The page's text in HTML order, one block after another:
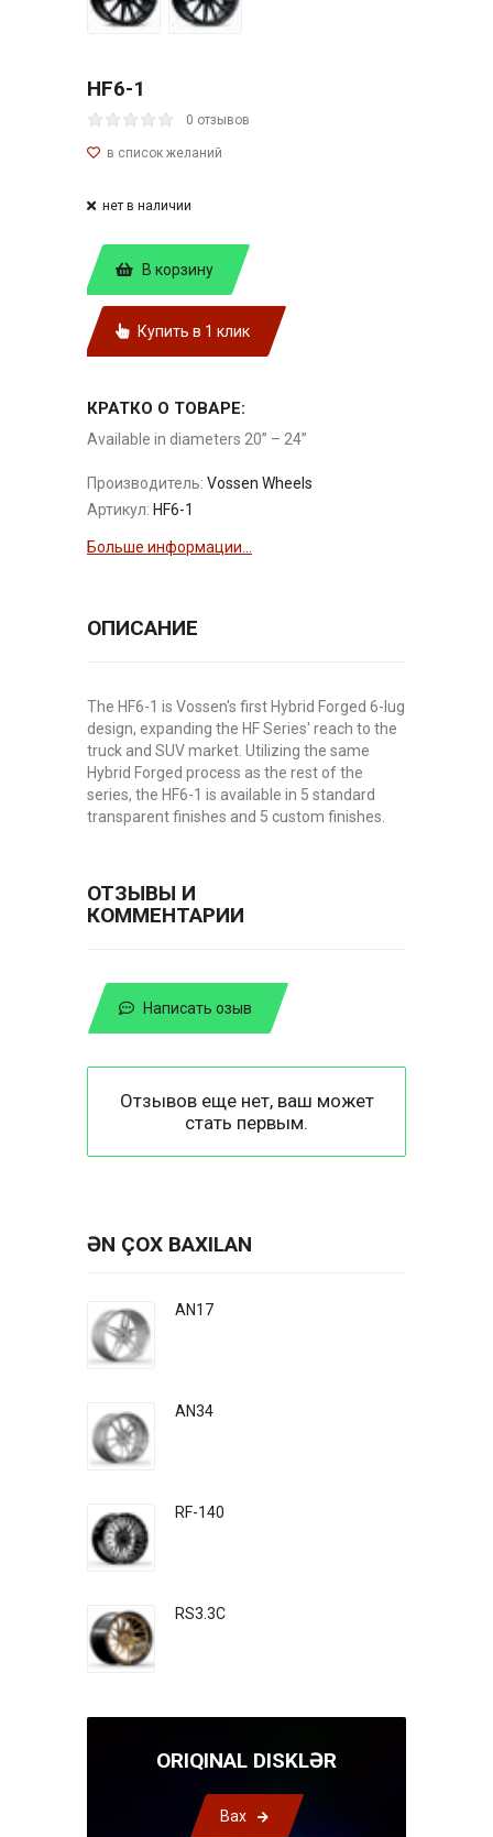
HF6-1
0 отзывов
нет в наличии
В корзину
Купить в 1 клик
КРАТКО О ТОВАРЕ:
Available in diameters 20” – 24”
Производитель: Vossen Wheels
Артикул: HF6-1
Больше информации...
ОПИСАНИЕ
The HF6-1 is Vossen's first Hybrid Forged 6-lug
design, expanding the HF Series' reach to the
truck and SUV market. Utilizing the same
Hybrid Forged process as the rest of the
series, the HF6-1 is available in 5 standard
transparent finishes and 5 custom finishes.
ОТЗЫВЫ И
КОММЕНТАРИИ
Написать озыв
Отзывов еще нет, ваш может
стать первым.
ƏN ÇOX BAXILAN
AN17
AN34
RF-140
RS3.3C
ORIQINAL DISKLƏR
Bax